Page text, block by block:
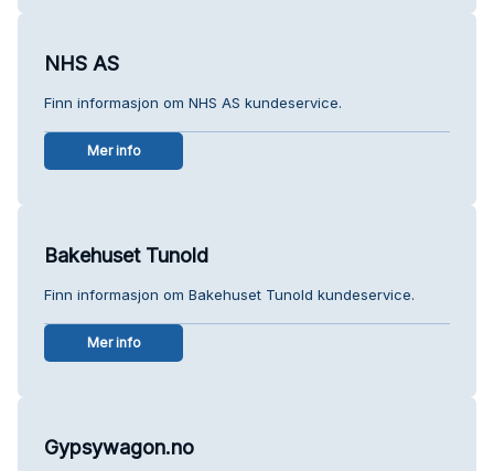
NHS AS
Finn informasjon om NHS AS kundeservice.
Mer info
Bakehuset Tunold
Finn informasjon om Bakehuset Tunold kundeservice.
Mer info
Gypsywagon.no